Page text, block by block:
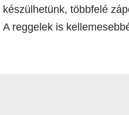
többfelé
reggelek is